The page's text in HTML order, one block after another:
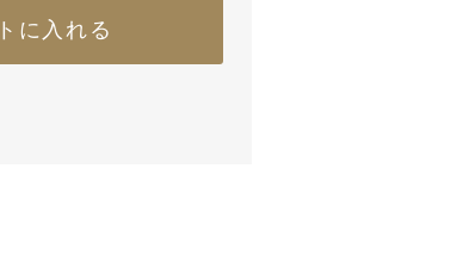
に入れる